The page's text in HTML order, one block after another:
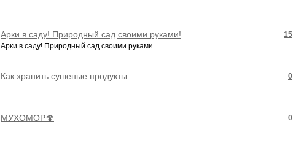
15
Арки в саду! Природный сад своими руками!
Арки в саду! Природный сад своими руками ...
0
Как хранить сушеные продукты.
0
МУХОМОР🍄